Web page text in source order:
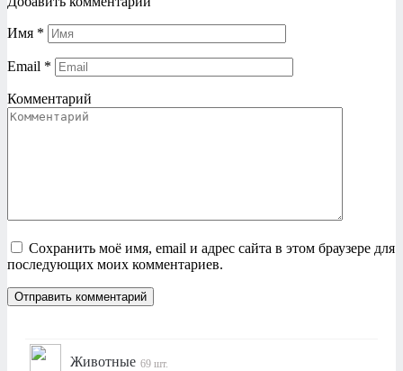
Имя *
Email *
Комментарий
Сохранить моё имя, email и адрес сайта в этом браузере для
последующих моих комментариев.
Животные 69 шт.